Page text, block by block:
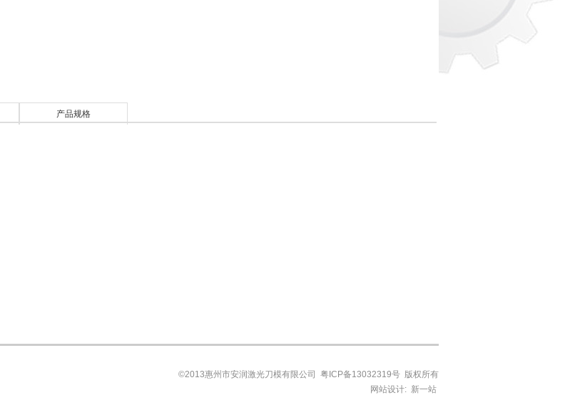
产品规格
©2013惠州市安润激光刀模有限公司 粤ICP备13032319号 版权所有
网站设计: 新一站